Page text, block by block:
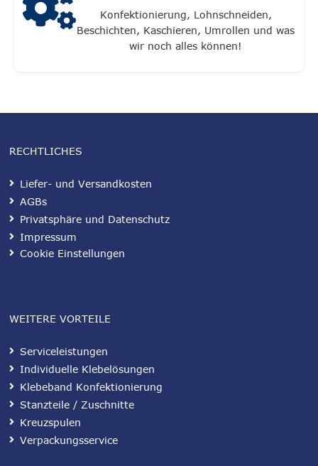
Konfektionierung, Lohnschneiden,
Beschichten, Kaschieren, Umrollen und was
wir noch alles können!
RECHTLICHES
Liefer- und Versandkosten
AGBs
Privatsphäre und Datenschutz
Impressum
Cookie Einstellungen
WEITERE VORTEILE
Serviceleistungen
Individuelle Klebelösungen
Klebeband Konfektionierung
Stanzteile / Zuschnitte
Kreuzspulen
Verpackungsservice